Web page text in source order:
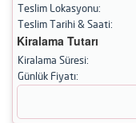
Teslim Lokasyonu:
Teslim Tarihi & Saati:
Kiralama Tutarı
Kiralama Süresi:
Günlük Fiyatı: